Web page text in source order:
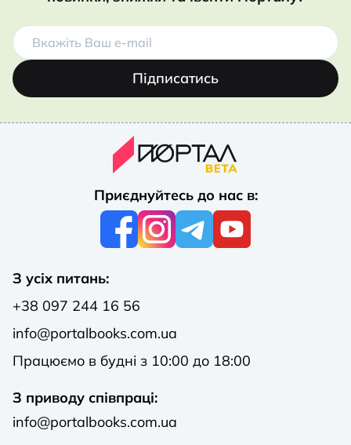
Підписатись
Приєднуйтесь до нас в:
З усіх питань:
+38 097 244 16 56
info@portalbooks.com.ua
Працюємо в будні з 10:00 до 18:00
З приводу співпраці:
info@portalbooks.com.ua